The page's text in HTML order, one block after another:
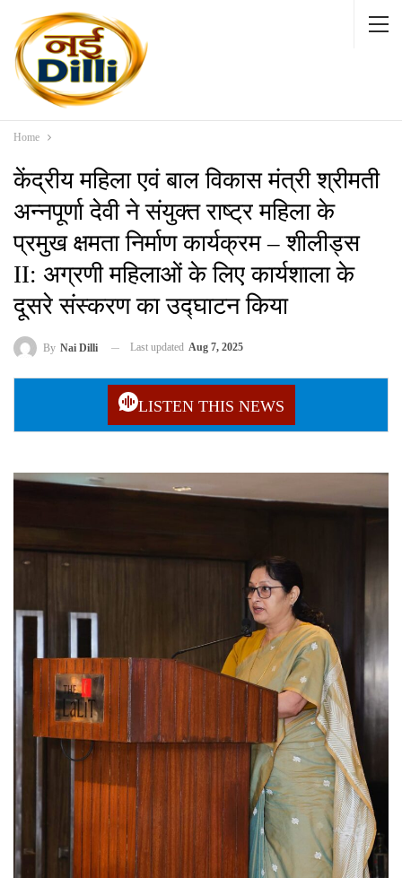
Home
केंद्रीय महिला एवं बाल विकास मंत्री श्रीमती
अन्नपूर्णा देवी ने संयुक्त राष्ट्र महिला के
प्रमुख क्षमता निर्माण कार्यक्रम – शीलीड्स
II: अग्रणी महिलाओं के लिए कार्यशाला के
दूसरे संस्करण का उद्घाटन किया
By Nai Dilli Last updated Aug 7, 2025
LISTEN THIS NEWS